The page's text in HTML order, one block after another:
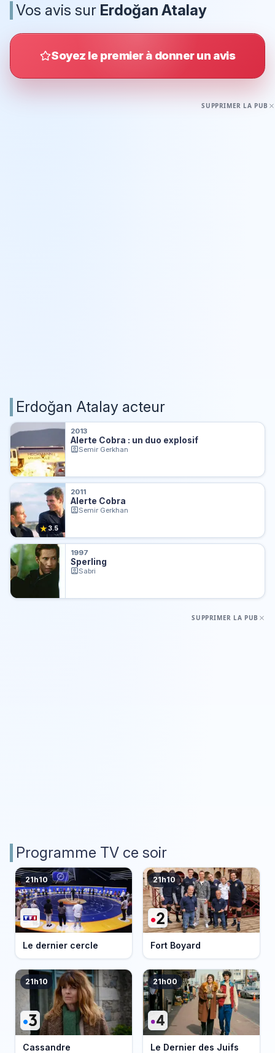
Vos avis sur Erdoğan Atalay
Soyez le premier à donner un avis
SUPPRIMER LA PUB
Erdoğan Atalay acteur
2013
Alerte Cobra : un duo explosif
Semir Gerkhan
★3.5
2011
Alerte Cobra
Semir Gerkhan
1997
Sperling
Sabri
SUPPRIMER LA PUB
Programme TV ce soir
21h10
Le dernier cercle
21h10
Fort Boyard
21h10
Cassandre
21h00
Le Dernier des Juifs